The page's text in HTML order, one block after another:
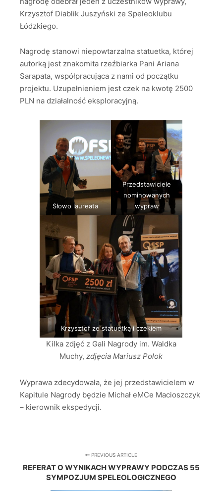
Krzysztof Diablik Juszyński ze Speleoklubu
Łódzkiego.
Nagrodę stanowi niepowtarzalna statuetka, której
autorką jest znakomita rzeźbiarka Pani Ariana
Sarapata, współpracująca z nami od początku
projektu. Uzupełnieniem jest czek na kwotę 2500
PLN na działalność eksploracyjną.
Słowo laureata
Przedstawiciele
nominowanych
wypraw
Krzysztof ze statuetką i czekiem
Kilka zdjęć z Gali Nagrody im. Waldka
Muchy, zdjęcia Mariusz Polok
Wyprawa zdecydowała, że jej przedstawicielem w
Kapitule Nagrody będzie Michał eMCe Macioszczyk
– kierownik ekspedycji.
PREVIOUS ARTICLE
REFERAT O WYNIKACH WYPRAWY PODCZAS 55
SYMPOZJUM SPELEOLOGICZNEGO